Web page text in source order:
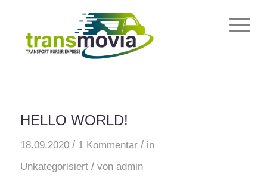
HELLO WORLD!
18.09.2020 / 1 Kommentar / in
Unkategorisiert / von admin